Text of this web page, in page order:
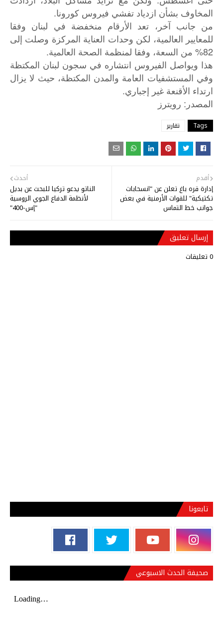
المخاوف بشأن ازدياد تفشي فيروس كورونا.
من جانب آخر، تعد الأرقام منخفضة في لبنان وفقا
للمعايير العالمية، لكن وحدات العناية المركزة وصلت إلى
82% من السعة، وفقا لمنظمة الصحة العالمية.
هذا ويواصل الفيروس انتشاره في سجون لبنان المكتظة
وفي المستشفيات العامة والمدن المكتظة، حيث لا يزال
ارتداء الأقنعة غير إجباري.
المصدر : رويترز
Tags تقارير
أحدث
الناتو يدعو تركيا للبحث عن بديل
لأنظمة الدفاع الجوي الروسية
"إس-400"
أقدم
إدارة قره باغ تعلن عن "انسحابات
تكتيكية" للقوات الأرمنية في بعض
جوانب خط التماس
إرسال تعليق
0 تعليقات
تابعونا
صحيفة الحدث الاسبوعي